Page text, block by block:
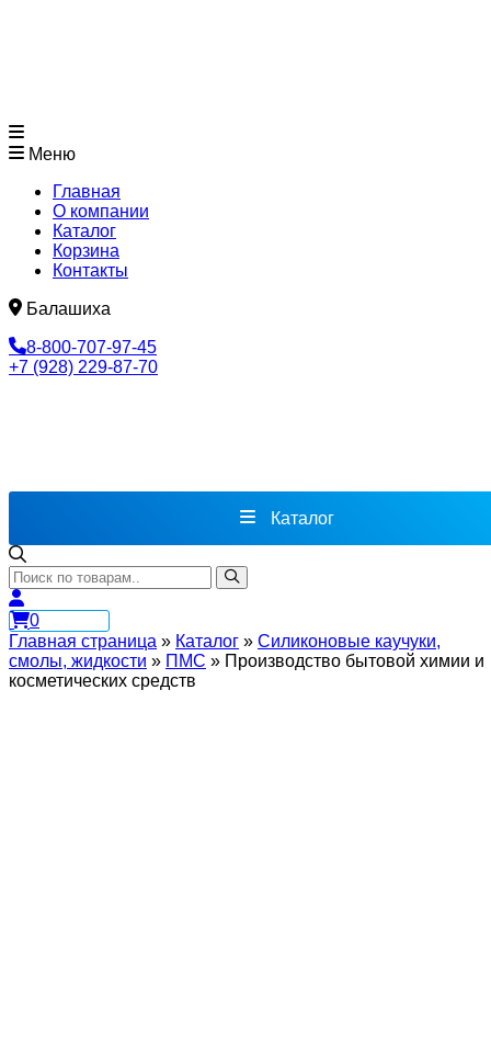
Меню
Главная
О компании
Каталог
Корзина
Контакты
Балашиха
8-800-707-97-45
+7 (928) 229-87-70
Каталог
0
Главная страница » Каталог » Силиконовые каучуки,
смолы, жидкости » ПМС » Производство бытовой химии и
косметических средств